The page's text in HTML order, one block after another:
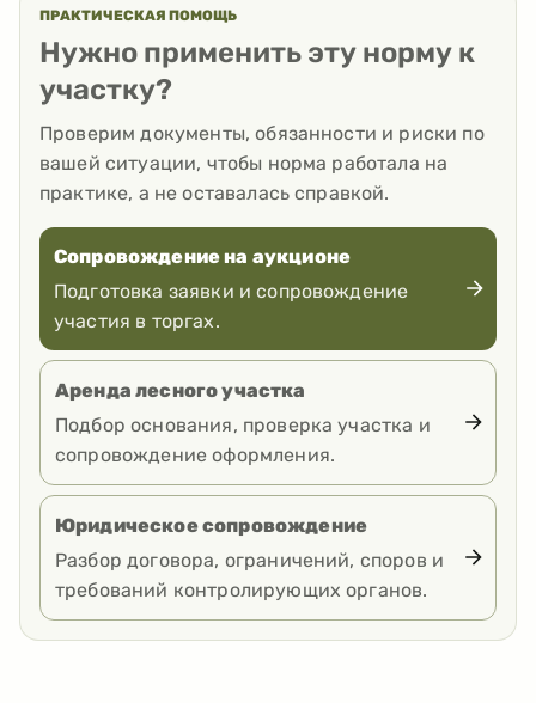
ПРАКТИЧЕСКАЯ ПОМОЩЬ
Нужно применить эту норму к
участку?
Проверим документы, обязанности и риски по
вашей ситуации, чтобы норма работала на
практике, а не оставалась справкой.
Сопровождение на аукционе
Подготовка заявки и сопровождение
участия в торгах.
Аренда лесного участка
Подбор основания, проверка участка и
сопровождение оформления.
Юридическое сопровождение
Разбор договора, ограничений, споров и
требований контролирующих органов.